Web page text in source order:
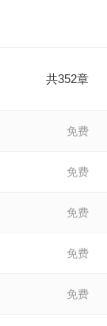
剑、雪豹、我
各样的武器装
的震撼！
共352章